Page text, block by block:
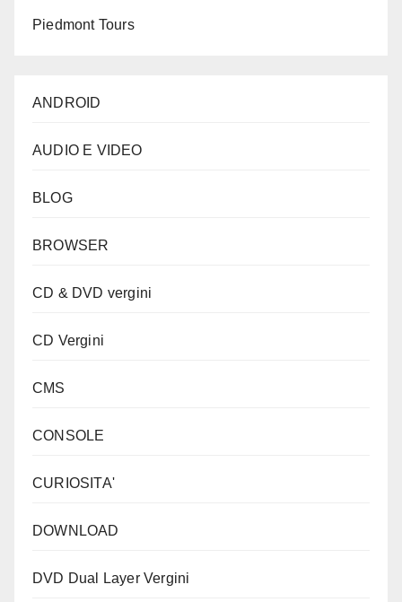
Piedmont Tours
ANDROID
AUDIO E VIDEO
BLOG
BROWSER
CD & DVD vergini
CD Vergini
CMS
CONSOLE
CURIOSITA'
DOWNLOAD
DVD Dual Layer Vergini